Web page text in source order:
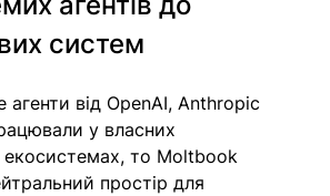
систем
від OpenAI, Anthropic
у власних
екосистемах, то Moltbook
простір для